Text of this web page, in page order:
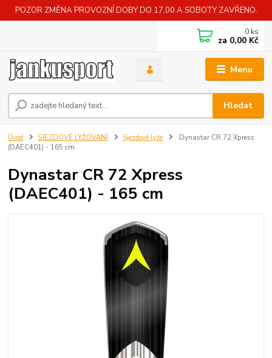
POZOR ZMĚNA PROVOZNÍ DOBY DO 17,00 A SOBOTY ZAVŘENO.
Menu
Hledat
0 ks
za 0,00 Kč
Úvod SJEZDOVÉ LYŽOVÁNÍ Sjezdové lyže
Dynastar CR 72 Xpress
(DAEC401) - 165 cm
Dynastar CR 72 Xpress
(DAEC401) - 165 cm